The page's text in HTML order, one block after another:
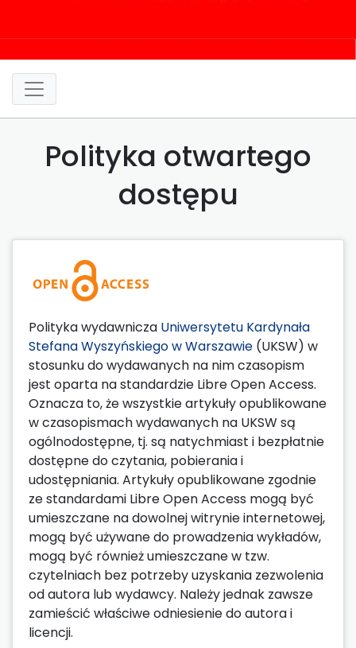
Polityka otwartego
dostępu
Polityka wydawnicza Uniwersytetu Kardynała
Stefana Wyszyńskiego w Warszawie (UKSW) w
stosunku do wydawanych na nim czasopism
jest oparta na standardzie Libre Open Access.
Oznacza to, że wszystkie artykuły opublikowane
w czasopismach wydawanych na UKSW są
ogólnodostępne, tj. są natychmiast i bezpłatnie
dostępne do czytania, pobierania i
udostępniania. Artykuły opublikowane zgodnie
ze standardami Libre Open Access mogą być
umieszczane na dowolnej witrynie internetowej,
mogą być używane do prowadzenia wykładów,
mogą być również umieszczane w tzw.
czytelniach bez potrzeby uzyskania zezwolenia
od autora lub wydawcy. Należy jednak zawsze
zamieścić właściwe odniesienie do autora i
licencji.